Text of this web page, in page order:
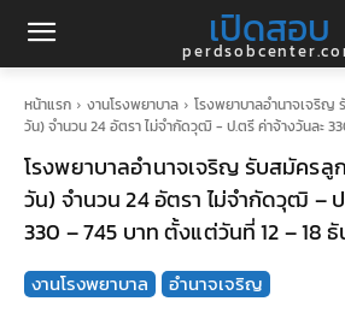
เปิดสอบ
หน้าแรก งานโรงพยาบาล
โรงพยาบาลอำนาจเจริญ
วัน) จำนวน 24 อัตรา ไม่จำกัดวุฒิ - ป.ตรี ค่าจ้างวันละ
โรงพยาบาลอำนาจเจริญ รับสมัครลู
วัน) จำนวน 24 อัตรา ไม่จำกัดวุฒิ –
330 – 745 บาท ตั้งแต่วันที่ 12 – 18
งานโรงพยาบาล อำนาจเจริญ